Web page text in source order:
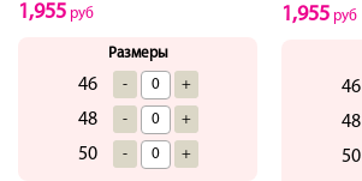
1,955 руб
Размеры
46 - +
48 - +
50 - +
1,955 руб
46
48
50